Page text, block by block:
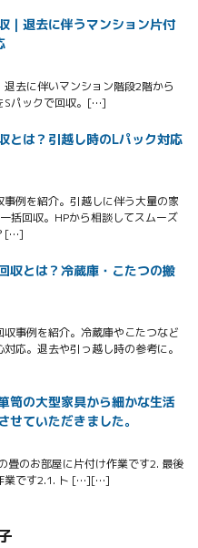
｜退去に伴うマンション片付
去に伴いマンション階段2階から
Sパックで回収。[…]
とは？引越し時のLパック対応
例を紹介。引越しに伴う大量の家
括回収。HPから相談してスムーズ
[…]
収とは？冷蔵庫・こたつの搬
事例を紹介。冷蔵庫やこたつなど
応。退去や引っ越し時の参考に。
笥の大型家具から細かな生活
せていただきました。
畳のお部屋に片付け作業です2. 最後
業です2.1. ト […][…]